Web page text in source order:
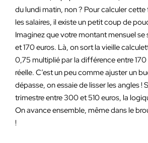
du lundi matin, non ? Pour calculer cette
les salaires, il existe un petit coup de
Imaginez que votre montant mensuel se
et 170 euros. Là, on sort la vieille
0,75 multiplié par la différence entre
réelle. C’est un peu comme ajuster un
dépasse, on essaie de lisser les angles !
trimestre entre 300 et 510 euros, la
On avance ensemble, même dans le
!